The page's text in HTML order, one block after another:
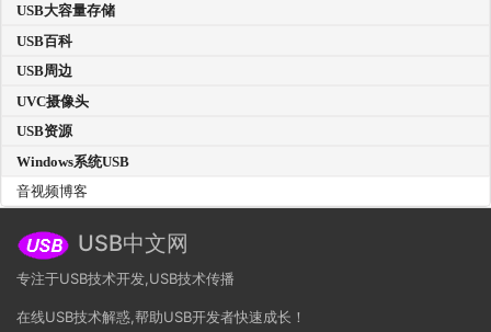
USB大容量存储
USB百科
USB周边
UVC摄像头
USB资源
Windows系统USB
音视频博客
USB中文网
专注于USB技术开发,USB技术传播
在线USB技术解惑,帮助USB开发者快速成长！